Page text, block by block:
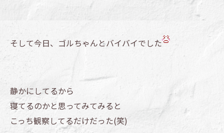
そして今日、ゴルちゃんとバイバイでした
静かにしてるから
寝てるのかと思ってみてみると
こっち観察してるだけだった(笑)